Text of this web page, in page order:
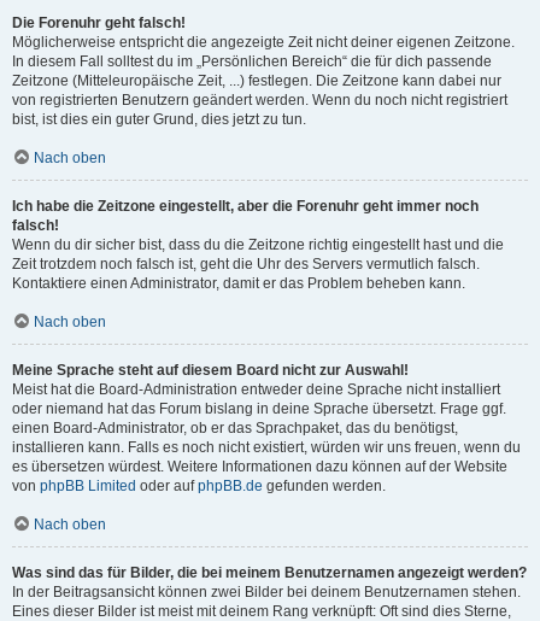
Die Forenuhr geht falsch!
Möglicherweise entspricht die angezeigte Zeit nicht deiner eigenen Zeitzone.
In diesem Fall solltest du im „Persönlichen Bereich“ die für dich passende
Zeitzone (Mitteleuropäische Zeit, ...) festlegen. Die Zeitzone kann dabei nur
von registrierten Benutzern geändert werden. Wenn du noch nicht registriert
bist, ist dies ein guter Grund, dies jetzt zu tun.
Nach oben
Ich habe die Zeitzone eingestellt, aber die Forenuhr geht immer noch
falsch!
Wenn du dir sicher bist, dass du die Zeitzone richtig eingestellt hast und die
Zeit trotzdem noch falsch ist, geht die Uhr des Servers vermutlich falsch.
Kontaktiere einen Administrator, damit er das Problem beheben kann.
Nach oben
Meine Sprache steht auf diesem Board nicht zur Auswahl!
Meist hat die Board-Administration entweder deine Sprache nicht installiert
oder niemand hat das Forum bislang in deine Sprache übersetzt. Frage ggf.
einen Board-Administrator, ob er das Sprachpaket, das du benötigst,
installieren kann. Falls es noch nicht existiert, würden wir uns freuen, wenn du
es übersetzen würdest. Weitere Informationen dazu können auf der Website
von phpBB Limited oder aufphpBB.de gefunden werden.
Nach oben
Was sind das für Bilder, die bei meinem Benutzernamen angezeigt werden?
In der Beitragsansicht können zwei Bilder bei deinem Benutzernamen stehen.
Eines dieser Bilder ist meist mit deinem Rang verknüpft: Oft sind dies Sterne,